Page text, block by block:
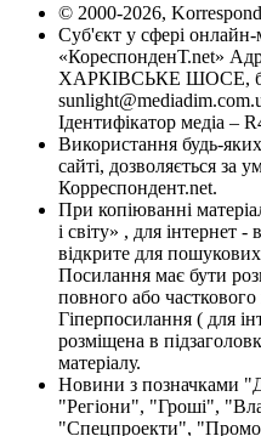
© 2000-2026,
Суб'єкт у сфері
«КореспонденТ.net»
ХАРКІВСЬКЕ ШОСЕ,
Ідентифікатор медіа –
Використання будь-
сайті, дозволяється за
Корреспондент.net.
При копіюванні
і світу» , для інтернет
відкрите для
Посилання має бути
повного або часткового
Гіперпосилання ( для
розміщена в
матеріалу.
Новини з позначками
"Регіони", "Гроші",
"Спецпроекти",